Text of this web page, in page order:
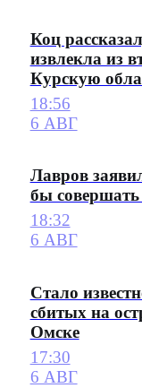
Коц
извлекла из
Курскую
18:56
6 АВГ
Лавров
бы совершать
18:32
6 АВГ
Стало
сбитых на
Омске
17:30
6 АВГ